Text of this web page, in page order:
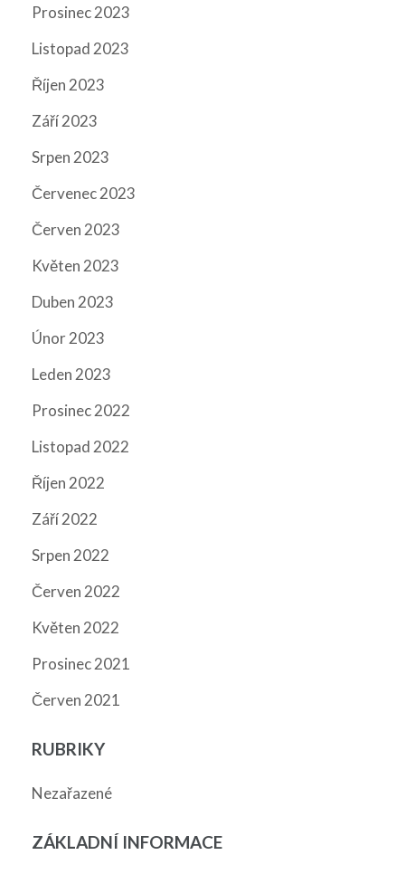
Prosinec 2023
Listopad 2023
Říjen 2023
Září 2023
Srpen 2023
Červenec 2023
Červen 2023
Květen 2023
Duben 2023
Únor 2023
Leden 2023
Prosinec 2022
Listopad 2022
Říjen 2022
Září 2022
Srpen 2022
Červen 2022
Květen 2022
Prosinec 2021
Červen 2021
RUBRIKY
Nezařazené
ZÁKLADNÍ INFORMACE